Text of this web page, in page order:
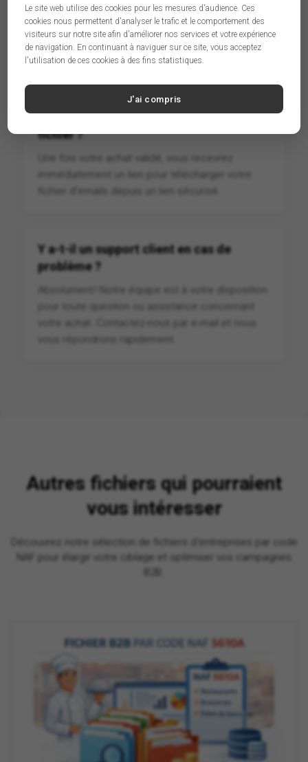
Oui ! Nous nous assurons que nos fichiers sont
régulièrement mis à jour pour garantir la validité et
la pertinence des adresses email fournies. Cela
maximise vos chances de succès.
Quels sont les délais pour recevoir le
fichier ?
immédiatement un lien pour télécharger votre
fichier d'emails depuis un lien sécurisé.
Y a-t-il un support client en cas de
problème ?
pour toute question ou assistance concernant
votre achat. Contactez-nous par e-mail et nous
vous répondrons rapidement.
Autres fichiers qui pourraient
vous intéresser
Découvrez notre sélection de fichiers d'entreprises par code
NAF pour élargir votre ciblage et optimiser vos campagnes
Le site web utilise des cookies pour les mesures d'audience. Ces
cookies nous permettent d'analyser le trafic et le comportement des
visiteurs sur notre site afin d'améliorer nos services et votre expérience
de navigation. En continuant à naviguer sur ce site, vous acceptez
l'utilisation de ces cookies à des fins statistiques.
J'ai compris